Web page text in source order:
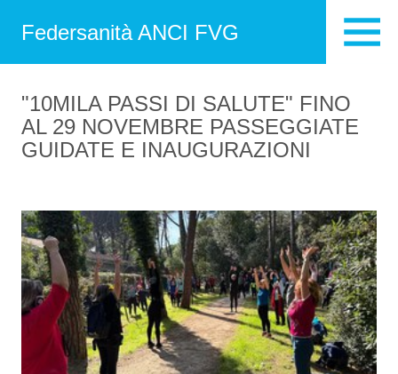
Federsanità ANCI FVG
"10MILA PASSI DI SALUTE" FINO
AL 29 NOVEMBRE PASSEGGIATE
GUIDATE E INAUGURAZIONI